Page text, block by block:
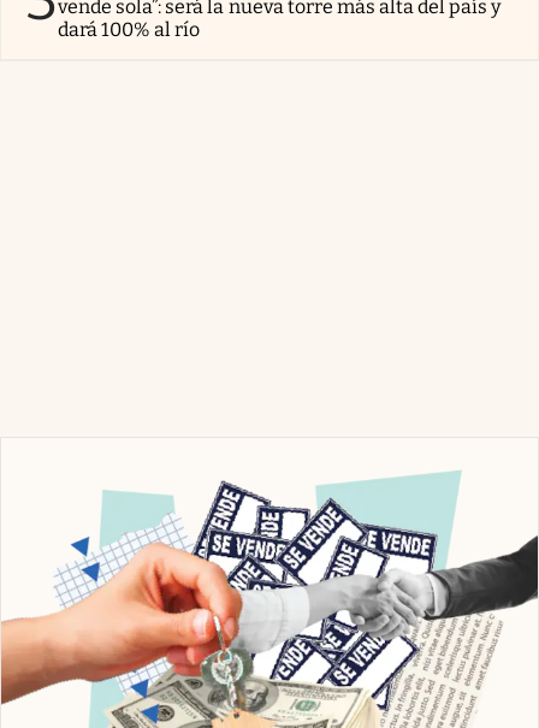
vende sola”: será la nueva torre más alta del país y
dará 100% al río